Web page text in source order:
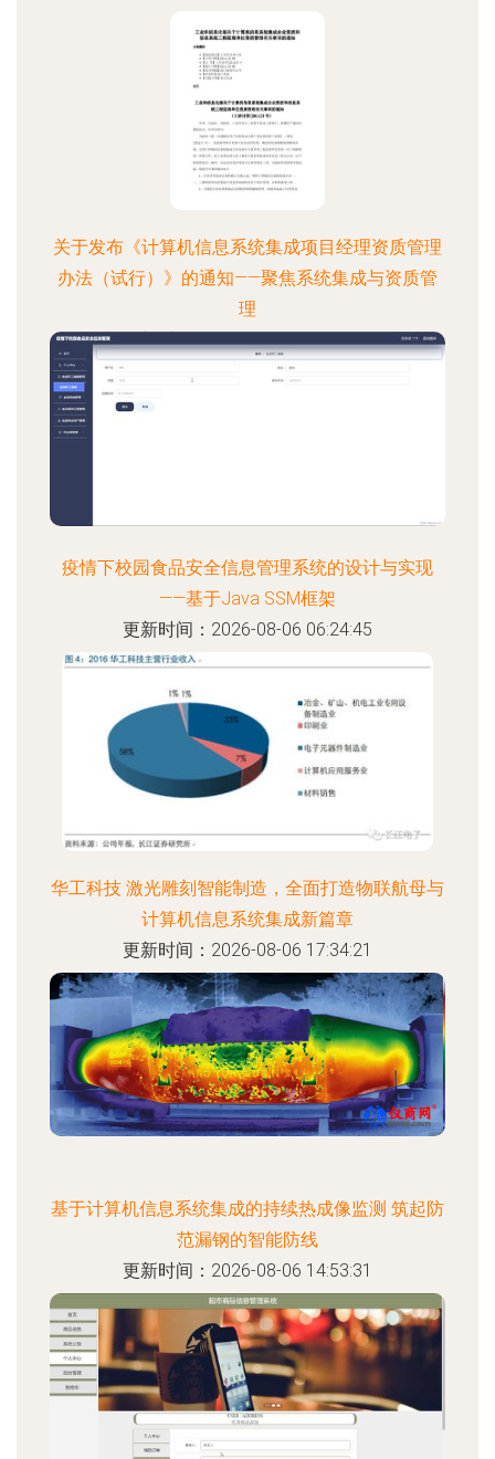
关于发布《计算机信息系统集成项目经理资质管理
办法（试行）》的通知——聚焦系统集成与资质管
理
更新时间：2026-08-06 05:13:29
疫情下校园食品安全信息管理系统的设计与实现
——基于Java SSM框架
更新时间：2026-08-06 06:24:45
华工科技 激光雕刻智能制造，全面打造物联航母与
计算机信息系统集成新篇章
更新时间：2026-08-06 17:34:21
基于计算机信息系统集成的持续热成像监测 筑起防
范漏钢的智能防线
更新时间：2026-08-06 14:53:31